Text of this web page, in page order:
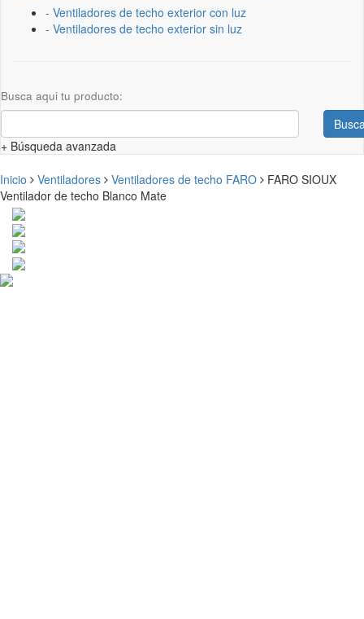
- Ventiladores de techo exterior con luz
- Ventiladores de techo exterior sin luz
Busca aqui tu producto:
+ Búsqueda avanzada
Inicio Ventiladores Ventiladores de techo FARO
FARO SIOUX
Ventilador de techo Blanco Mate